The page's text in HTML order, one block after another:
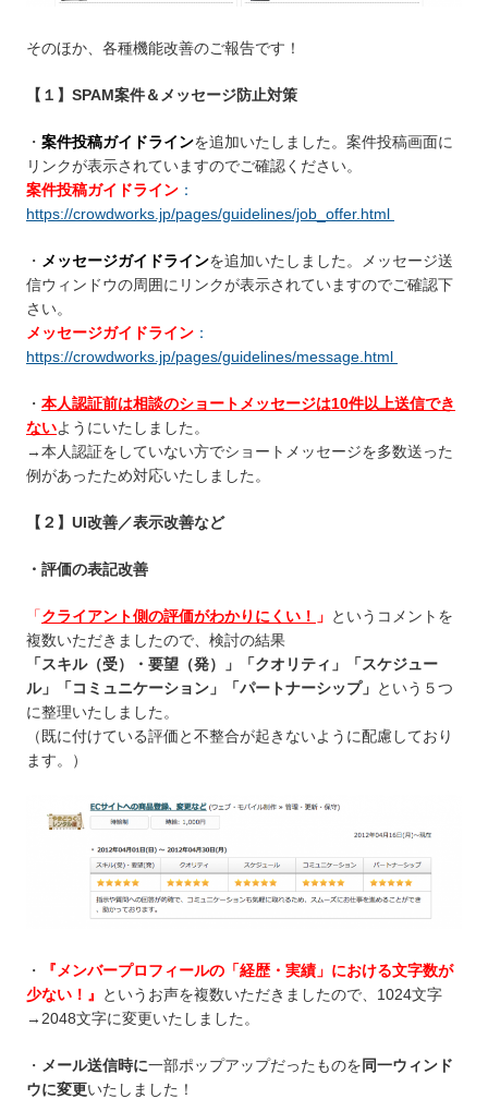
そのほか、各種機能改善のご報告です！
【１】SPAM案件＆メッセージ防止対策
・ 案件投稿ガイドラインを追加いたしました。案件投稿画面に
リンクが表示されていますのでご確認ください。
案件投稿ガイドライン ：
https://crowdworks.jp/pages/guidelines/job_offer.html
・ メッセージガイドラインを追加いたしました。メッセージ送
信ウィンドウの周囲にリンクが表示されていますのでご確認下
さい。
メッセージガイドライン ：
https://crowdworks.jp/pages/guidelines/message.html
・ 本人認証前は相談のショートメッセージは10件以上送信でき
ないようにいたしました。
→本人認証をしていない方でショートメッセージを多数送った
例があったため対応いたしました。
【２】UI改善／表示改善など
・評価の表記改善
「クライアント側の評価がわかりにくい！ 」 というコメントを
複数いただきましたので、検討の結果
「スキル（受）・要望（発）」「クオリティ」「スケジュー
ル」「コミュニケーション」「パートナーシップ」 という５つ
に整理いたしました。
（既に付けている評価と不整合が起きないように配慮しており
ます。）
・
『メンバープロフィールの「経歴・実績」における文字数が
少ない！』
というお声を複数いただきましたので、1024文字
→2048文字に変更いたしました。
・ メール送信時に一部ポップアップだったものを同一ウィンド
ウに変更いたしました！